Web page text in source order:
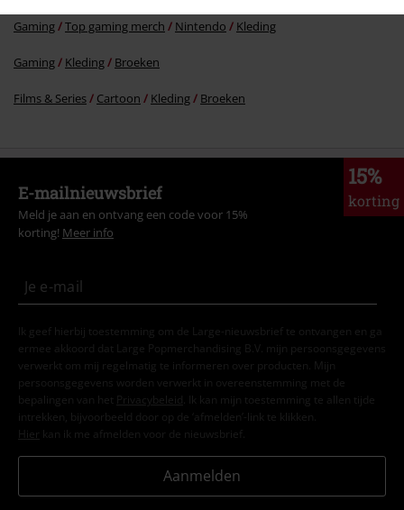
Gaming Top gaming merch Nintendo Kleding
Gaming Kleding Broeken
Films & Series Cartoon Kleding Broeken
15%
korting
E-mailnieuwsbrief
Meld je aan en ontvang een code voor 15%
korting! Meer info
Ik geef hierbij toestemming om de Large-nieuwsbrief te ontvangen en ga
ermee akkoord dat Large Popmerchandising B.V. mijn persoonsgegevens
verwerkt om mij regelmatig te informeren over producten. Mijn
persoonsgegevens worden verwerkt in overeenstemming met de
bepalingen van het
Privacybeleid . Ik kan mijn toestemming te allen tijde
intrekken, bijvoorbeeld door op de ‘afmelden’-link te klikken.
Hier kan ik me afmelden voor de nieuwsbrief.
Aanmelden